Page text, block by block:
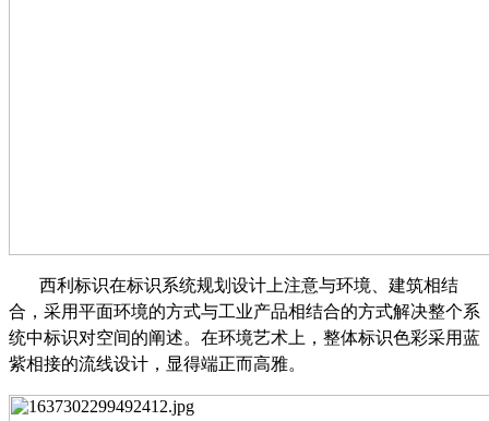
西利标识在标识系统规划设计上注意与环境、建筑相结
合，采用平面环境的方式与工业产品相结合的方式解决整个系
统中标识对空间的阐述。在环境艺术上，整体标识色彩采用蓝
紫相接的流线设计，显得端正而高雅。